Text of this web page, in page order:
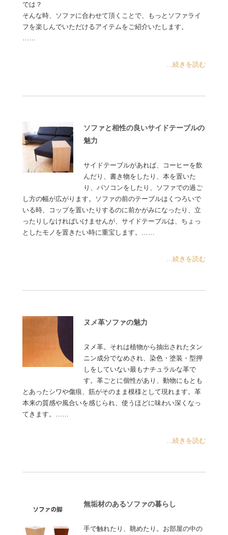
では？
そんな時、ソファに合わせて頂くことで、もっとソファライ
フを楽しんでいただけるアイテムをご紹介いたします。
……
...続きを読む
ソファと相性の良いサイドテーブルの
魅力
サイドテーブルがあれば、コーヒーを飲
んだり、書き物をしたり、本を置いた
り、パソコンをしたり、ソファでの過ご
し方の幅が広がります。ソファの前のテーブルはくつろいで
いる時、コップを置いたりするのに前かがみになったり、立
ったりしなければいけませんが、サイドテーブルは、ちょっ
としたモノを置きたい時に重宝します。……
...続きを読む
ヌメ革ソファの魅力
ヌメ革。それは植物から抽出されたタン
ニン成分でなめされ、染色・塗装・型押
しをしていない最もナチュラルな革で
す。革ごとに個性があり、動物にもとも
とあったシワや傷痕、筋がそのまま模様として現れます。革
本来の質感や風合いを感じられ、使うほどに味わい深くなっ
てきます。……
...続きを読む
無垢材のあるソファの暮らし
手で触れたり、眺めたり。お部屋の中の